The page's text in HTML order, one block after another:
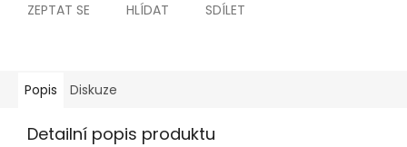
ZEPTAT SE HLÍDAT SDÍLET
Popis Diskuze
Detailní popis produktu